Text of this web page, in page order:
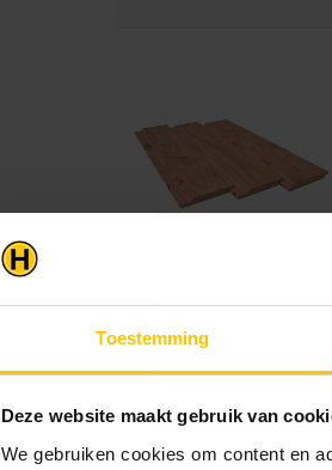
Toestemming
Deze website maakt gebruik van
We gebruiken cookies om content en